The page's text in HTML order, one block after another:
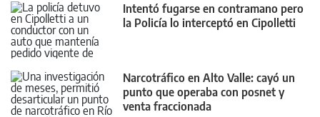
Intentó fugarse en contramano pero
la Policía lo interceptó en Cipolletti
Narcotráfico en Alto Valle: cayó un
punto que operaba con posnet y
venta fraccionada